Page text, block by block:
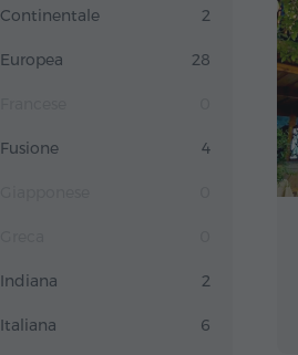
Continentale 2
Europea 28
Fusione 4
Indiana 2
Italiana 6